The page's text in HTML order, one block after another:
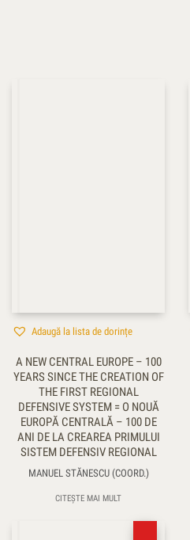
Adaugă la lista de dorințe
A NEW CENTRAL EUROPE – 100
YEARS SINCE THE CREATION OF
THE FIRST REGIONAL
DEFENSIVE SYSTEM = O NOUĂ
EUROPĂ CENTRALĂ – 100 DE
ANI DE LA CREAREA PRIMULUI
SISTEM DEFENSIV REGIONAL
MANUEL STĂNESCU (COORD.)
CITEȘTE MAI MULT